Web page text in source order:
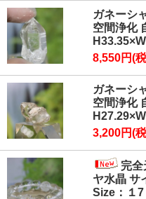
ガネーシ
空間浄化
8,550円(
ガネーシ
空間浄化
3,200円(
完
ヤ水晶 サ
Size：１7